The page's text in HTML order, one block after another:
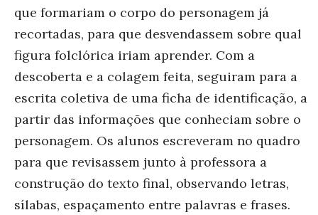
que formariam o corpo do personagem já
recortadas, para que desvendassem sobre qual
figura folclórica iriam aprender. Com a
descoberta e a colagem feita, seguiram para a
escrita coletiva de uma ficha de identificação, a
partir das informações que conheciam sobre o
personagem. Os alunos escreveram no quadro
para que revisassem junto à professora a
construção do texto final, observando letras,
sílabas, espaçamento entre palavras e frases.